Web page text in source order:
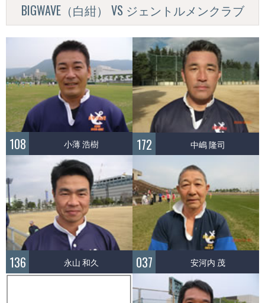
BIGWAVE（白紺） VS ジェントルメンクラブ
108 小薄 浩樹 172 中嶋 隆司
136 永山 和久 037 安河内 茂